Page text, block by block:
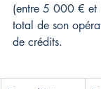
(entre 5 000 €
total de son
de crédits.